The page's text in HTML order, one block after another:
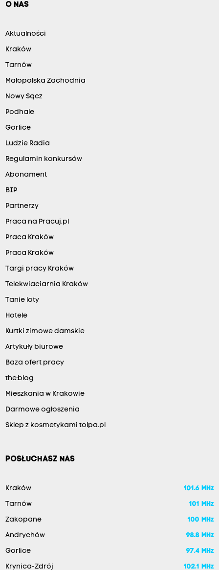
O NAS
Aktualności
Kraków
Tarnów
Małopolska Zachodnia
Nowy Sącz
Podhale
Gorlice
Ludzie Radia
Regulamin konkursów
Abonament
BIP
Partnerzy
Praca na Pracuj.pl
Praca Kraków
Praca Kraków
Targi pracy Kraków
Telekwiaciarnia Kraków
Tanie loty
Hotele
Kurtki zimowe damskie
Artykuły biurowe
Baza ofert pracy
the:blog
Mieszkania w Krakowie
Darmowe ogłoszenia
Sklep z kosmetykami tolpa.pl
POSŁUCHASZ NAS
Kraków 101.6 MHz
Tarnów 101 MHz
Zakopane 100 MHz
Andrychów 98.8 MHz
Gorlice 97.4 MHz
Krynica-Zdrój 102.1 MHz